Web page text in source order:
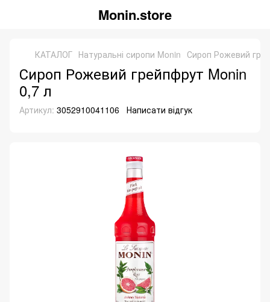
Monin.store
КАТАЛОГ Натуральні сиропи Monin Сироп Рожевий
Сироп Рожевий грейпфрут Monin
0,7 л
Артикул: 3052910041106 Написати відгук